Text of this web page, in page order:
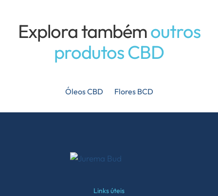
Explora tambémoutros
produtos CBD
Óleos CBD Flores BCD
Links úteis